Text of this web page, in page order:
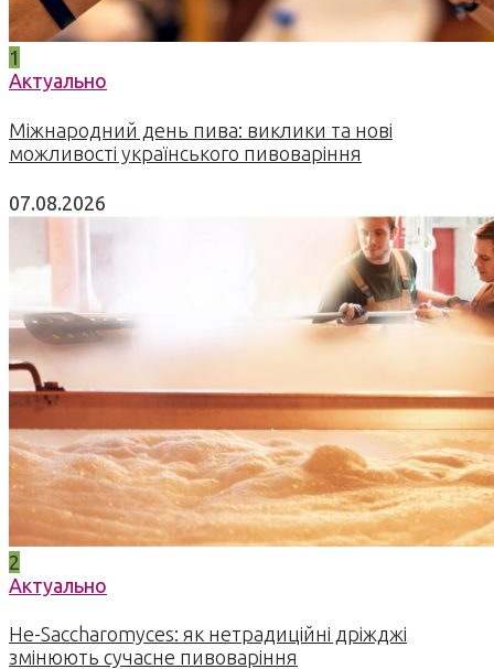
1
Актуально
Міжнародний день пива: виклики та нові
можливості українського пивоваріння
07.08.2026
2
Актуально
Не-Saccharomyces: як нетрадиційні дріжджі
змінюють сучасне пивоваріння